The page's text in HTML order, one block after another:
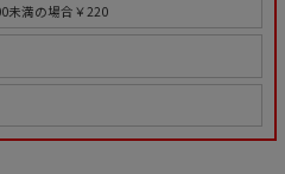
未満の場合￥220